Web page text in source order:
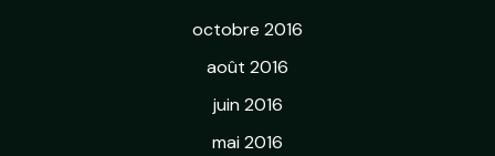
octobre 2016
août 2016
juin 2016
mai 2016